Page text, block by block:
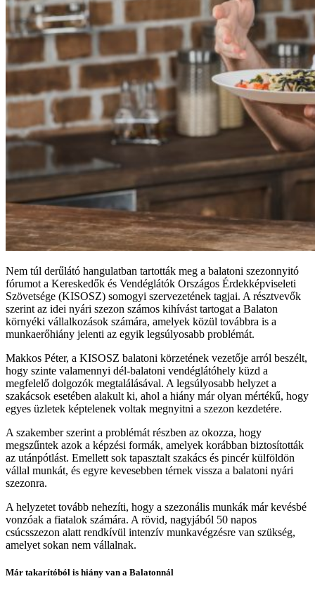
Nem túl derűlátó hangulatban tartották meg a balatoni szezonnyitó
fórumot a Kereskedők és Vendéglátók Országos Érdekképviseleti
Szövetsége (KISOSZ) somogyi szervezetének tagjai. A résztvevők
szerint az idei nyári szezon számos kihívást tartogat a Balaton
környéki vállalkozások számára, amelyek közül továbbra is a
munkaerőhiány jelenti az egyik legsúlyosabb problémát.
Makkos Péter, a KISOSZ balatoni körzetének vezetője arról beszélt,
hogy szinte valamennyi dél-balatoni vendéglátóhely küzd a
megfelelő dolgozók megtalálásával. A legsúlyosabb helyzet a
szakácsok esetében alakult ki, ahol a hiány már olyan mértékű, hogy
egyes üzletek képtelenek voltak megnyitni a szezon kezdetére.
A szakember szerint a problémát részben az okozza, hogy
megszűntek azok a képzési formák, amelyek korábban biztosították
az utánpótlást. Emellett sok tapasztalt szakács és pincér külföldön
vállal munkát, és egyre kevesebben térnek vissza a balatoni nyári
szezonra.
A helyzetet tovább nehezíti, hogy a szezonális munkák már kevésbé
vonzóak a fiatalok számára. A rövid, nagyjából 50 napos
csúcsszezon alatt rendkívül intenzív munkavégzésre van szükség,
amelyet sokan nem vállalnak.
Már takarítóból is hiány van a Balatonnál